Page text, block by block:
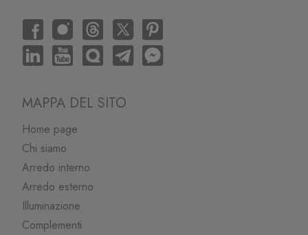
MAPPA DEL SITO
Home page
Chi siamo
Arredo interno
Arredo esterno
Illuminazione
Complementi